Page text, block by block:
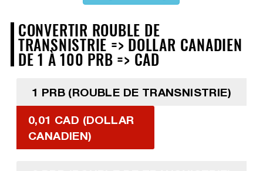
CONVERTIR ROUBLE DE
TRANSNISTRIE => DOLLAR CANADIEN
DE 1 À 100 PRB => CAD
1 PRB (ROUBLE DE TRANSNISTRIE)
0,01 CAD (DOLLAR
CANADIEN)